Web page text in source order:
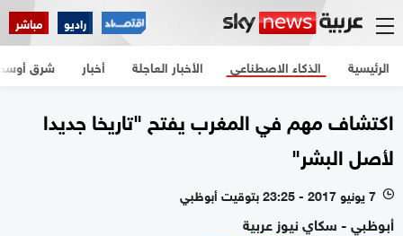
راديو مباشر
الرئيسية الأخبار العاجلة أخبار شرق الذكاء الاصطناعي
اكتشاف مهم في المغرب يفتح "تاريخا جديدا
لأصل البشر"
l 7 يونيو 2017 - 23:25 بتوقيت أبوظبي
أبوظبي - سكاي نيوز عربية